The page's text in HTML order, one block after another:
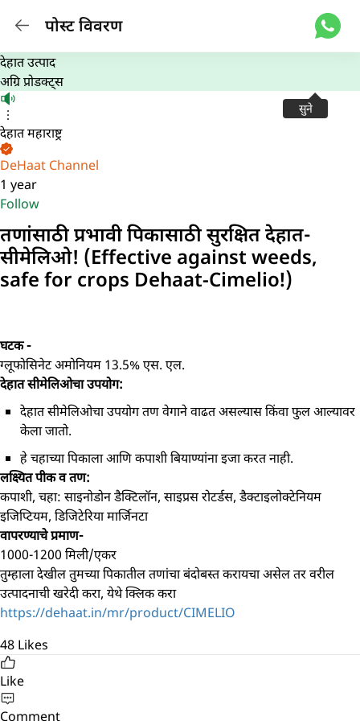
पोस्ट विवरण
सुने
देहात उत्पाद
अग्रि प्रोडक्ट्स
देहात महाराष्ट्र
DeHaat Channel
1 year
Follow
तणांसाठी प्रभावी पिकासाठी सुरक्षित देहात-
सीमेलिओ! (Effective against weeds,
safe for crops Dehaat-Cimelio!)
घटक -
ग्लूफोसिनेट अमोनियम 13.5% एस. एल.
देहात सीमेलिओचा उपयोग:
देहात सीमेलिओचा उपयोग तण वेगाने वाढत असल्यास किंवा फुल आल्यावर
केला जातो.
हे चहाच्या पिकाला आणि कपाशी बियाण्यांना इजा करत नाही.
लक्ष्यित पीक व तण:
कपाशी, चहा: साइनोडोन डैक्टिलॉन, साइप्रस रोटर्डस, डैक्टाइलोक्टेनियम
इजिप्टियम, डिजिटेरिया मार्जिनटा
वापरण्याचे प्रमाण-
1000-1200 मिली/एकर
तुम्हाला देखील तुमच्या पिकातील तणांचा बंदोबस्त करायचा असेल तर वरील
उत्पादनाची खरेदी करा, येथे क्लिक करा
https://dehaat.in/mr/product/CIMELIO
48 Likes
Like
Comment